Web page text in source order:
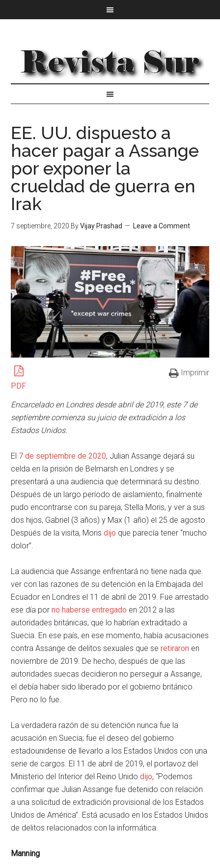
EE. UU. dispuesto a
hacer pagar a Assange
por exponer la
crueldad de guerra en
Irak
7 septiembre, 2020 ByVijay Prashad Leave a Comment
PDF
Imprimir
Encarcelado en Londres desde abril de 2019, este 7 de
septiembre comienza su juicio de extradición a los
Estados Unidos.
El 7 de septiembre de 2020, Julian Assange dejará su
celda en la prisión de Belmarsh en Londres y se
presentará a una audiencia que determinará su destino.
Después de un largo período de aislamiento, finalmente
pudo encontrarse con su pareja, Stella Moris, y ver a sus
dos hijos, Gabriel (3 años) y Max (1 año) el 25 de agosto.
Después de la visita, Morisdijo que parecía tener “mucho
dolor”.
La audiencia que Assange enfrentará no tiene nada que
ver con las razones de su detención en la Embajada del
Ecuador en Londres el 11 de abril de 2019. Fue arrestado
ese día porno haberse entregado en 2012 a las
autoridades británicas, que lo habrían extraditado a
Suecia. En ese país, en ese momento, había acusaciones
contra Assange de delitos sexuales que seretiraron en
noviembre de 2019. De hecho, después de que las
autoridades suecas decidieron no perseguir a Assange,
el debía haber sido liberado por el gobierno británico.
Pero no lo fue.
La verdadera razón de su detención nunca fue la
acusación en Suecia; fue el deseo del gobierno
estadounidense de llevarlo a los Estados Unidos con una
serie de cargos. El 11 de abril de 2019, el portavoz del
Ministerio del Interior del Reino Unidodijo, “Podemos
confirmar que Julian Assange fue detenido con relación
a una solicitud de extradición provisional de los Estados
Unidos de América”. Está acusado en los Estados Unidos
de delitos relacionados con la informática.
Manning